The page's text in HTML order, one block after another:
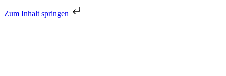
Zum Inhalt springen